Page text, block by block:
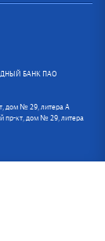
БАНК ПАО
дом № 29, литера А
пр-кт, дом № 29, литера